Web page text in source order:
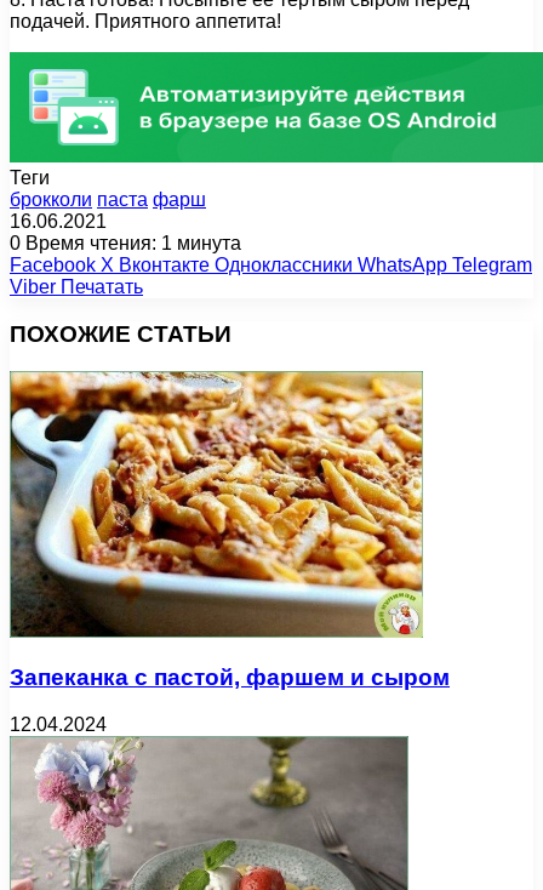
подачей. Приятного аппетита!
Теги
брокколи паста фарш
16.06.2021
0 Время чтения: 1 минута
Facebook X Вконтакте Одноклассники WhatsApp Telegram
Viber Печатать
ПОХОЖИЕ СТАТЬИ
Запеканка с пастой, фаршем и сыром
12.04.2024